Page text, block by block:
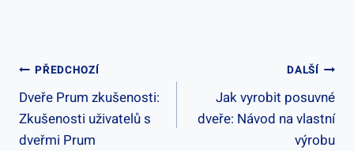
Navigace
Pro
Příspěvek
PŘEDCHOZÍ
Dveře Prum zkušenosti:
Zkušenosti uživatelů s
dveřmi Prum
DALŠÍ
Jak vyrobit posuvné
dveře: Návod na vlastní
výrobu